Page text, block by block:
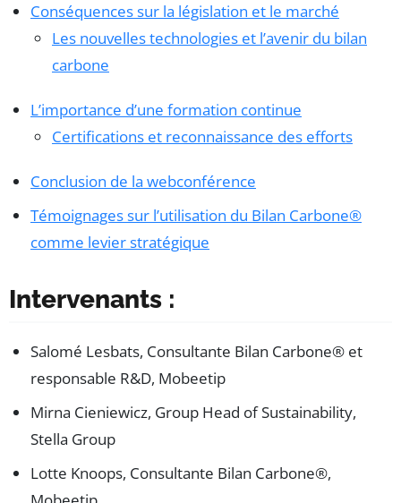
Conséquences sur la législation et le marché
Les nouvelles technologies et l’avenir du bilan
carbone
L’importance d’une formation continue
Certifications et reconnaissance des efforts
Conclusion de la webconférence
Témoignages sur l’utilisation du Bilan Carbone®
comme levier stratégique
Intervenants :
Salomé Lesbats, Consultante Bilan Carbone® et
responsable R&D, Mobeetip
Mirna Cieniewicz, Group Head of Sustainability,
Stella Group
Lotte Knoops, Consultante Bilan Carbone®,